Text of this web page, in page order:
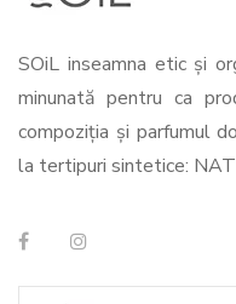
SOiL inseamna etic și
minunată pentru ca
compoziția și parfumul
la tertipuri sintetice: